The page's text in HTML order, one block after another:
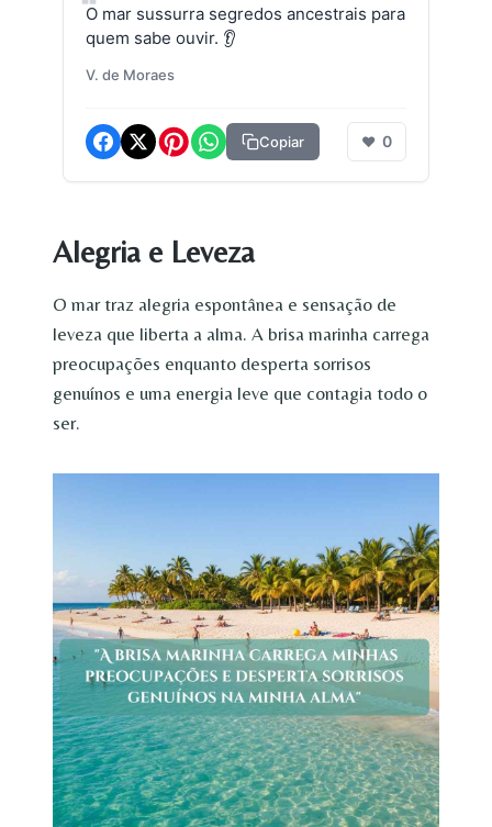
O mar sussurra segredos ancestrais para
quem sabe ouvir. 👂
V. de Moraes
Copiar ❤ 0
Alegria e Leveza
O mar traz alegria espontânea e sensação de
leveza que liberta a alma. A brisa marinha carrega
preocupações enquanto desperta sorrisos
genuínos e uma energia leve que contagia todo o
ser.